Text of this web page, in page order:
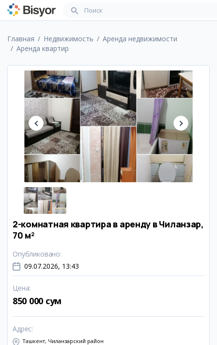
Главная Недвижимость
Аренда недвижимости
Аренда квартир
2-комнатная квартира в аренду в Чиланзар,
70 м²
Опубликовано:
09.07.2026, 13:43
Цена:
850 000 сум
Адрес:
Ташкент, Чиланзарский район